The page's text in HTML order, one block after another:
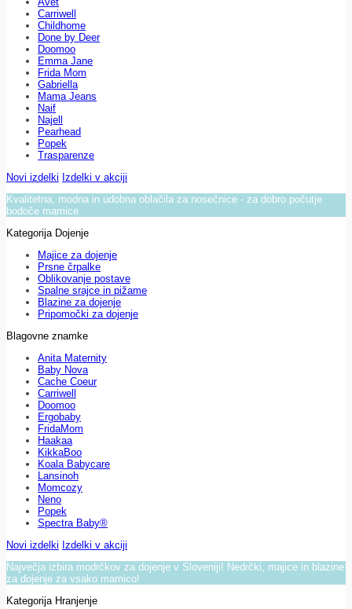
Carriwell
Childhome
Done by Deer
Doomoo
Emma Jane
Frida Mom
Gabriella
Mama Jeans
Naif
Najell
Pearhead
Popek
Trasparenze
Novi izdelki Izdelki v akciji
Kvalitetna, modna in udobna oblačila za nosečnice - za dobro počutje
bodoče mamice.
Kategorija Dojenje
Majice za dojenje
Prsne črpalke
Oblikovanje postave
Spalne srajce in pižame
Blazine za dojenje
Pripomočki za dojenje
Blagovne znamke
Anita Maternity
Baby Nova
Cache Coeur
Carriwell
Doomoo
Ergobaby
FridaMom
Haakaa
KikkaBoo
Koala Babycare
Lansinoh
Momcozy
Neno
Popek
Spectra Baby®
Novi izdelki Izdelki v akciji
Največja izbira modrčkov za dojenje v Sloveniji! Nedrčki, majice in blazine
za dojenje za vsako mamico!
Kategorija Hranjenje